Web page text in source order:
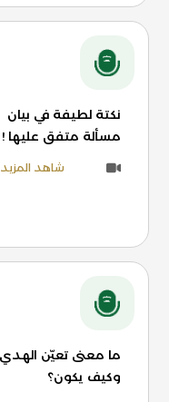
نكتة لطيفة في بيان
مسألة متفق عليها !
شاهد المزيد
ما معنى تعيّن الهدي
وكيف يكون؟